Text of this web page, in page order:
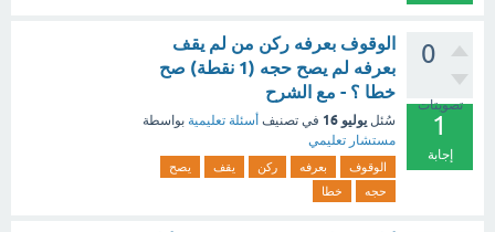
0
تصويتات
1
إجابة
الوقوف بعرفه ركن من لم يقف
بعرفه لم يصح حجه (1 نقطة) صح
خطا ؟ - مع الشرح
سُئل يوليو 16 في تصنيف أسئلة تعليمية بواسطة
مستشار تعليمي
الوقوف بعرفه ركن يقف
يصح
حجه
خطا